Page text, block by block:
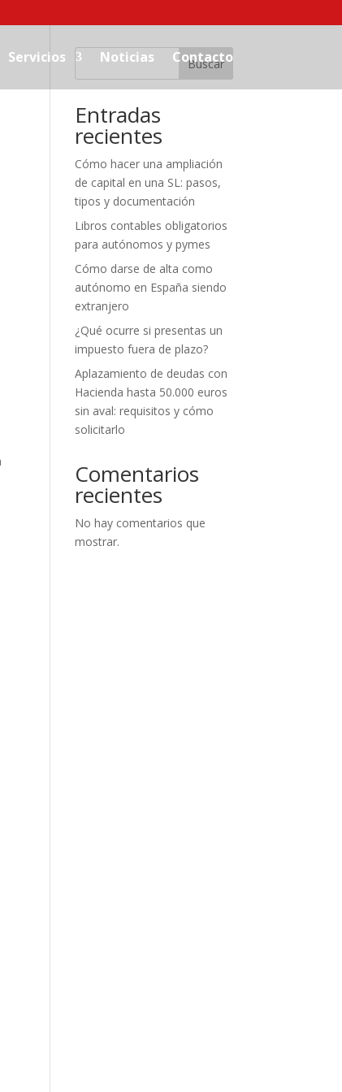
Servicios Noticias Contacto
Buscar
Entradas
recientes
Cómo hacer una ampliación
de capital en una SL: pasos,
tipos y documentación
Libros contables obligatorios
para autónomos y pymes
Cómo darse de alta como
autónomo en España siendo
extranjero
¿Qué ocurre si presentas un
impuesto fuera de plazo?
Aplazamiento de deudas con
Hacienda hasta 50.000 euros
sin aval: requisitos y cómo
solicitarlo
Comentarios
recientes
No hay comentarios que
mostrar.